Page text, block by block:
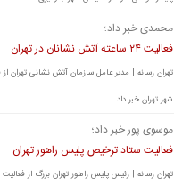
محمدی خبر داد؛
فعالیت ۲۴ ساعته آتش نشانان در تهران
شهر تهران خبر داد.
موسوی پور خبر داد؛
فعالیت ستاد ترخیص پلیس راهور تهران
تهران رسانه | رئیس پلیس راهور تهران بزرگ از